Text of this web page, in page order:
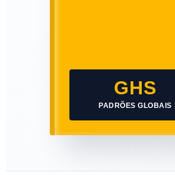
GHS
PADRÕES GLOBAIS